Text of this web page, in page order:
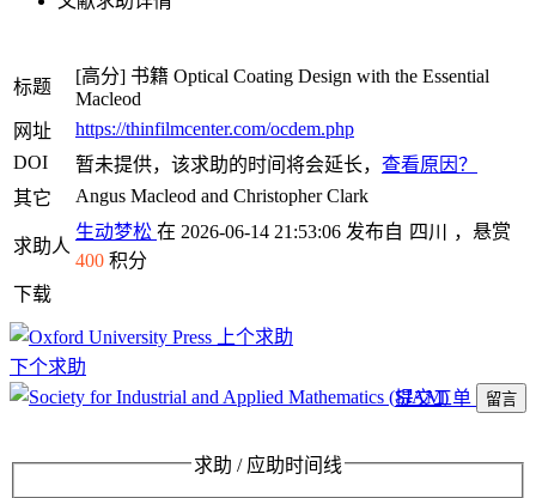
标题
[高分] 书籍 Optical Coating Design with the Essential
Macleod
网址
https://thinfilmcenter.com/ocdem.php
DOI
暂未提供，该求助的时间将会延长， 查看原因？
其它
Angus Macleod and Christopher Clark
求助人
生动梦松 在 2026-06-14 21:53:06 发布自 四川
，悬赏
400 积分
下载
上个求助
下个求助
提交工单
留言
求助 / 应助时间线